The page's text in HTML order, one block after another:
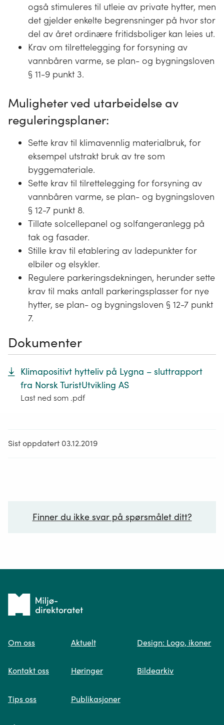
også stimuleres til utleie av private hytter, men
det gjelder enkelte begrensninger på hvor stor
del av året ordinære fritidsboliger kan leies ut.
Krav om tilrettelegging for forsyning av
vannbåren varme, se plan- og bygningsloven
§ 11-9 punkt 3.
Muligheter ved utarbeidelse av
reguleringsplaner:
Sette krav til klimavennlig materialbruk, for
eksempel utstrakt bruk av tre som
byggemateriale.
Sette krav til tilrettelegging for forsyning av
vannbåren varme, se plan- og bygningsloven
§ 12-7 punkt 8.
Tillate solcellepanel og solfangeranlegg på
tak og fasader.
Stille krav til etablering av ladepunkter for
elbiler og elsykler.
Regulere parkeringsdekningen, herunder sette
krav til maks antall parkeringsplasser for nye
hytter, se plan- og bygningsloven § 12-7 punkt
7.
Dokumenter
Klimapositivt hytteliv på Lygna – sluttrapport
fra Norsk TuristUtvikling AS
Last ned som .pdf
Sist oppdatert 03.12.2019
Finner du ikke svar på spørsmålet ditt?
Spør oss
søk og viser deg vår mest relevante
Tilbake
forsiden
Om oss
Kontakt oss
Tips oss
Aktuelt
Høringer
Publikasjoner
Design: Logo, ikoner
Bildearkiv